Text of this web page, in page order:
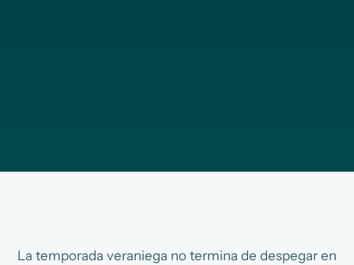
La temporada veraniega no termina de despegar en